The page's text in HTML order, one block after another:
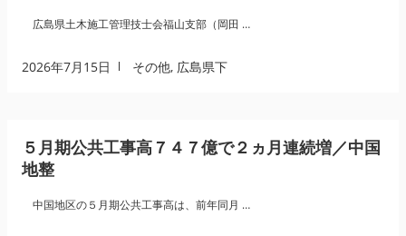
広島県土木施工管理技士会福山支部（岡田 …
2026年7月15日 その他, 広島県下
５月期公共工事高７４７億で２ヵ月連続増／中国
地整
中国地区の５月期公共工事高は、前年同月 …